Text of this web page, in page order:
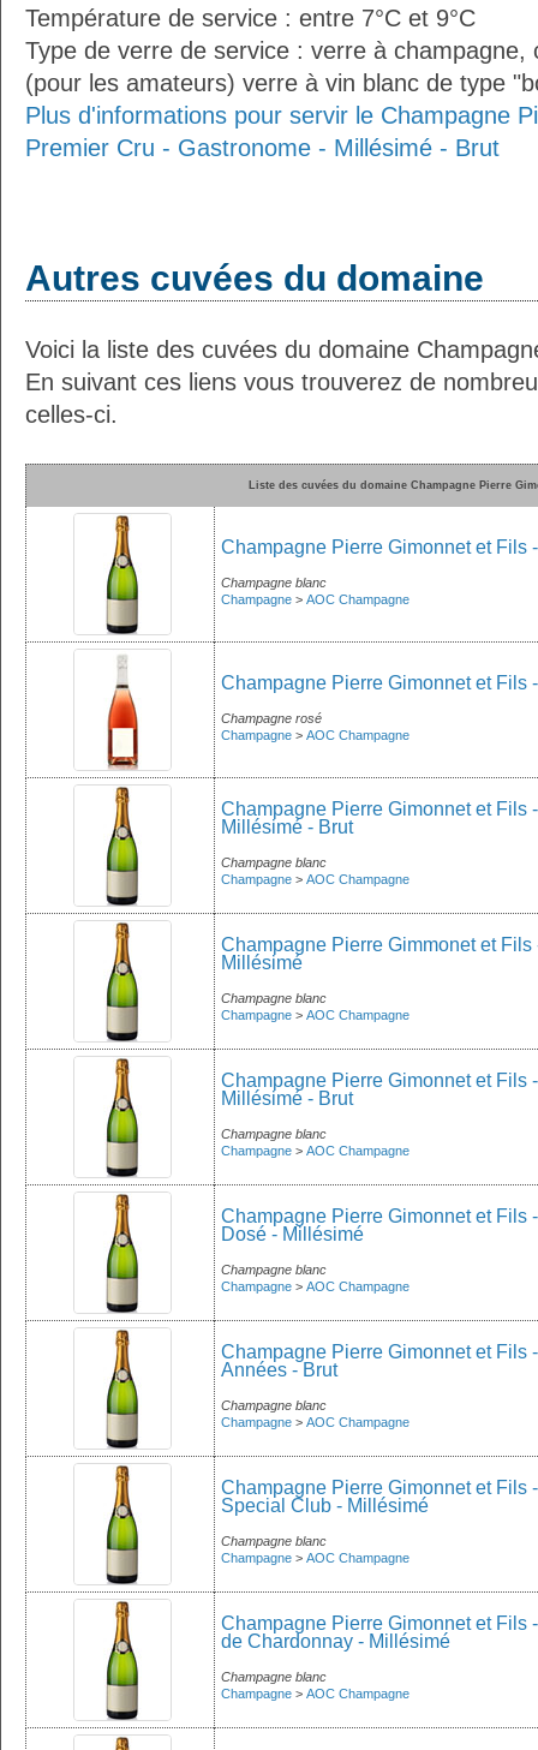
Température de service : entre 7°C et 9°C
Type de verre de service : verre à champagne,
(pour les amateurs) verre à vin blanc de type
Plus d'informations pour servir le Champagne
Premier Cru - Gastronome - Millésimé - Brut
Autres cuvées du domaine
Voici la liste des cuvées du domaine
En suivant ces liens vous trouverez de
celles-ci.
Liste des cuvées du domaine Champagne Pierre
Champagne Pierre Gimonnet et Fils
Champagne blanc
Champagne > AOC Champagne
Champagne Pierre Gimonnet et Fils
Champagne rosé
Champagne > AOC Champagne
Champagne Pierre Gimonnet et Fils
Millésimé - Brut
Champagne blanc
Champagne > AOC Champagne
Champagne Pierre Gimmonet et
Millésimé
Champagne blanc
Champagne > AOC Champagne
Champagne Pierre Gimonnet et Fils
Millésimé - Brut
Champagne blanc
Champagne > AOC Champagne
Champagne Pierre Gimonnet et Fils
Dosé - Millésimé
Champagne blanc
Champagne > AOC Champagne
Champagne Pierre Gimonnet et Fils
Années - Brut
Champagne blanc
Champagne > AOC Champagne
Champagne Pierre Gimonnet et Fils
Special Club - Millésimé
Champagne blanc
Champagne > AOC Champagne
Champagne Pierre Gimonnet et Fils
de Chardonnay - Millésimé
Champagne blanc
Champagne > AOC Champagne